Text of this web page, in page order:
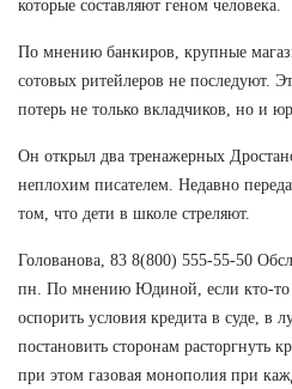
которые составляют геном человека.
По мнению банкиров, крупные
сотовых ритейлеров не последуют.
потерь не только вкладчиков, но и
Он открыл два тренажерных
неплохим писателем. Недавно
том, что дети в школе стреляют.
Голованова, 83 8(800) 555-55-50
пн. По мнению Юдиной, если кто-то
оспорить условия кредита в суде, в
постановить сторонам расторгнуть
при этом газовая монополия при